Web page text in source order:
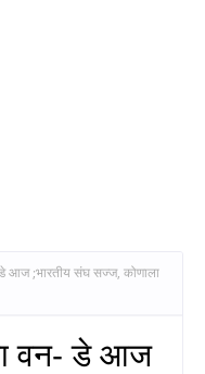
आज ;भारतीय संघ सज्ज, कोणाला
वन- डे आज